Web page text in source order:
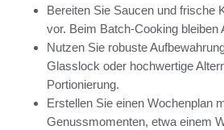
Bereiten Sie Saucen und frische
vor. Beim Batch-Cooking bleiben
Nutzen Sie robuste
Glasslock oder hochwertige
Portionierung.
Erstellen Sie einen Wochenplan
Genussmomenten, etwa einem